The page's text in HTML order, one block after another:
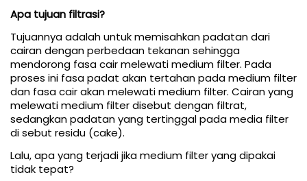
Apa tujuan filtrasi?
Tujuannya adalah untuk memisahkan padatan dari
cairan dengan perbedaan tekanan sehingga
mendorong fasa cair melewati medium filter. Pada
proses ini fasa padat akan tertahan pada medium filter
dan fasa cair akan melewati medium filter. Cairan yang
melewati medium filter disebut dengan filtrat,
sedangkan padatan yang tertinggal pada media filter
di sebut residu (cake).
Lalu, apa yang terjadi jika medium filter yang dipakai
tidak tepat?